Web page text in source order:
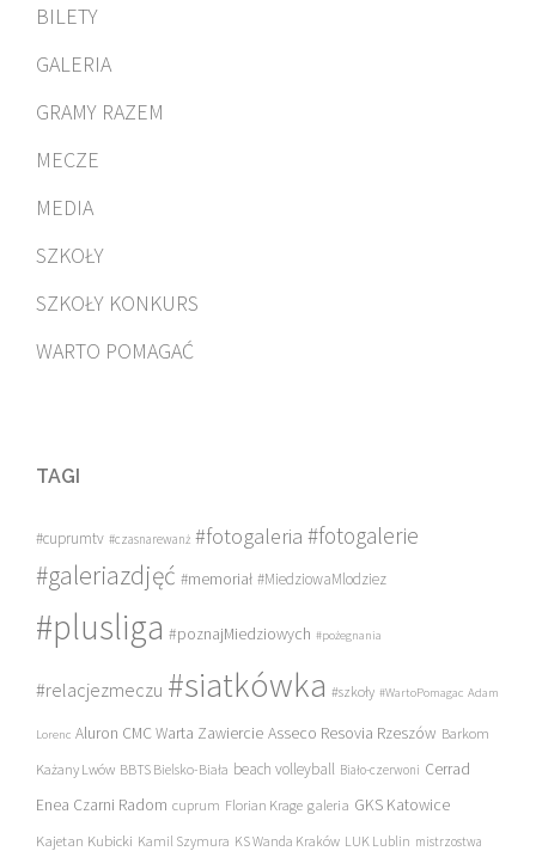
BILETY
GALERIA
GRAMY RAZEM
MECZE
MEDIA
SZKOŁY
SZKOŁY KONKURS
WARTO POMAGAĆ
TAGI
#cuprumtv #czasnarewanż #fotogaleria #fotogalerie
#galeriazdjęć #memoriał #MiedziowaMlodziez
#plusliga #poznajMiedziowych #pożegnania
#relacjezmeczu #siatkówka #szkoły #WartoPomagac Adam
Lorenc Aluron CMC Warta Zawiercie Asseco Resovia Rzeszów Barkom
Każany Lwów BBTS Bielsko-Biała beach volleyball Biało-czerwoni Cerrad
Enea Czarni Radom cuprum Florian Krage galeria GKS Katowice
Kajetan Kubicki Kamil Szymura KS Wanda Kraków LUK Lublin mistrzostwa